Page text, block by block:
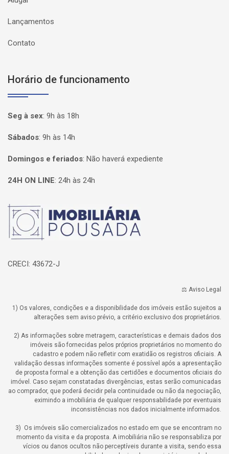
Lançamentos
Contato
Horário de funcionamento
Seg à sex: 9h às 18h
Sábados: 9h às 14h
Domingos e feriados: Não haverá expediente
24H ON LINE: 24h às 24h
Página inicial
CRECI: 43672-J
⚖️ Aviso Legal
1) Os valores, condições e a disponibilidade dos imóveis estão sujeitos a
alterações sem aviso prévio, a critério exclusivo dos proprietários.
2) As informações sobre metragem, características e demais dados dos
imóveis são fornecidas pelos próprios proprietários no momento do
cadastro e podem não refletir com exatidão os registros oficiais. A
validação dessas informações somente é possível após a apresentação
de proposta formal e a obtenção das certidões e documentos oficiais do
imóvel. Caso sejam constatadas divergências, estas serão comunicadas
ao comprador, que poderá decidir pela continuidade ou não da negociação,
eximindo a imobiliária de qualquer responsabilidade por eventuais
inconsistências nos dados inicialmente informados.
3) Os imóveis são comercializados no estado em que se encontram no
momento da visita e da proposta. A imobiliária não se responsabiliza por
vícios ou danos ocultos não perceptíveis durante a visita, sendo essa